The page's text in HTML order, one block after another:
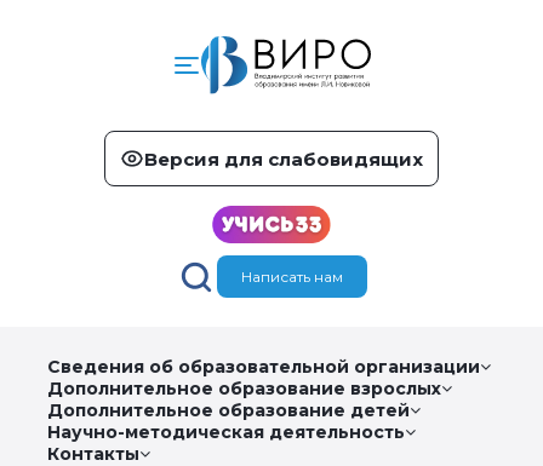
Версия для слабовидящих
Написать нам
Сведения об образовательной организации
Дополнительное образование взрослых
Дополнительное образование детей
Научно-методическая деятельность
Контакты